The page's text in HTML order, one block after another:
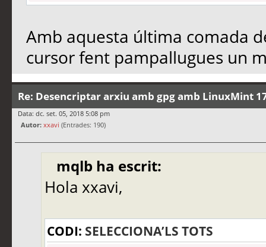
Amb aquesta última comada
cursor fent pampallugues un
Re: Desencriptar arxiu amb gpg amb LinuxMint
Data: dc. set. 05, 2018 5:08 pm
Autor: xxavi (Entrades: 190)
mqlb ha escrit:
Hola xxavi,
CODI: SELECCIONA’LS TOTS